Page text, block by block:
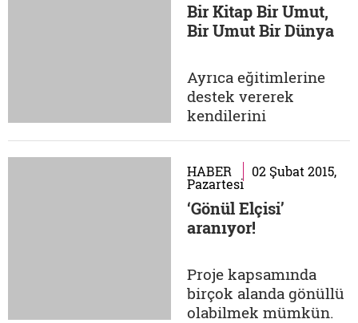
Bir Kitap Bir Umut,
Bir Umut Bir Dünya
Ayrıca eğitimlerine
destek vererek
kendilerini
kazandırılmalarını
amaçlıyor. Siz de bu
projeye her türlü
kitap, erkek, kadın ve
annelerinin yanında
cezaevlerinde kalan 0-
6 yaş çocuklar için
HABER 02 Şubat 2015,
Pazartesi
‘Gönül Elçisi’
aranıyor!
Proje kapsamında
birçok alanda gönüllü
olabilmek mümkün.